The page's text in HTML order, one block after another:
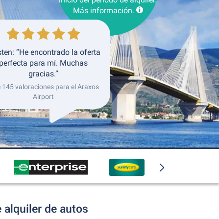
Más información.
“He encontrado la oferta
perfecta para mí. Muchas
gracias.”
145 valoraciones para el Araxos
Airport
de autos